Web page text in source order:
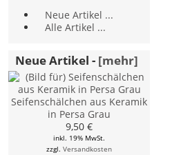
Neue Artikel ...
Alle Artikel ...
Neue Artikel - [mehr]
Seifenschälchen aus Keramik
in Persa Grau
9,50 €
inkl. 19% MwSt.
zzgl. Versandkosten